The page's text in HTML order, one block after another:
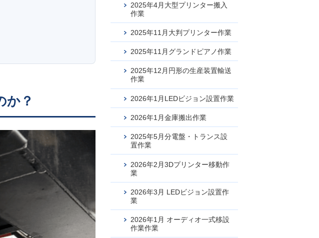
か？
2025年4月大型プリンター搬入
作業
2025年11月大判プリンター作業
2025年11月グランドピアノ作業
2025年12月円形の生産装置輸送
作業
2026年1月LEDビジョン設置作業
2026年1月金庫搬出作業
2025年5月分電盤・トランス設
置作業
2026年2月3Dプリンター移動作
業
2026年3月 LEDビジョン設置作
業
2026年1月 オーディオ一式移設
作業作業